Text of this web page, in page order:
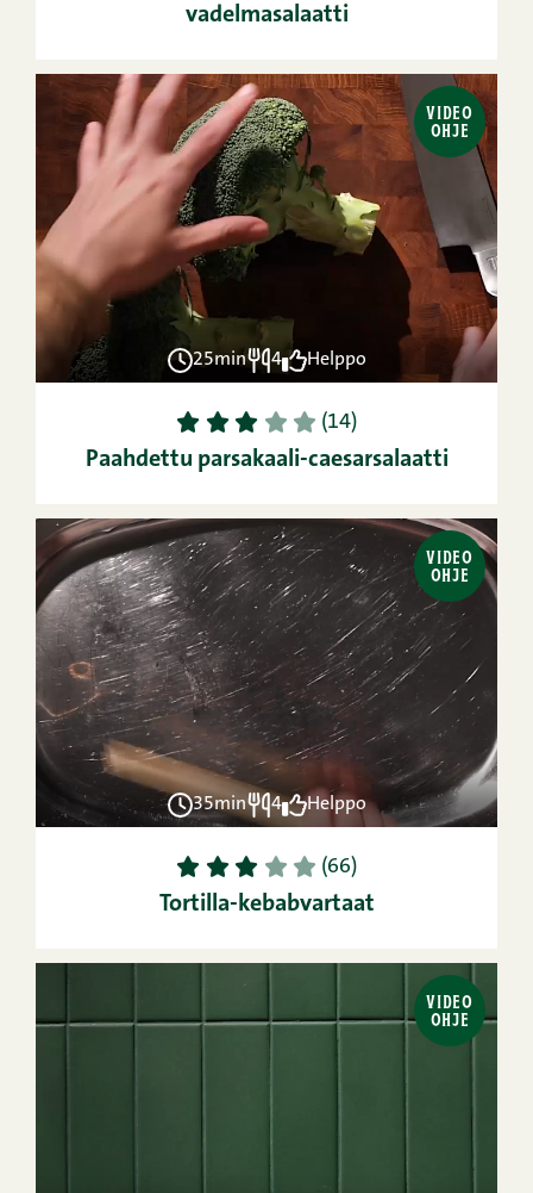
vadelmasalaatti
VIDEO
OHJE
25min 4 Helppo
1 2 3 4 5 (14)
Paahdettu parsakaali-caesarsalaatti
VIDEO
OHJE
35min 4 Helppo
1 2 3 4 5 (66)
Tortilla-kebabvartaat
VIDEO
OHJE